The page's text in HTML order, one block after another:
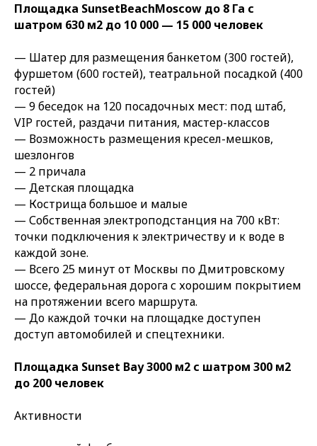
Площадка SunsetBeachMoscow до 8 Га с
шатром 630 м2 до 10 000 — 15 000 человек
— Шатер для размещения банкетом (300 гостей),
фуршетом (600 гостей), театральной посадкой (400
гостей)
— 9 беседок на 120 посадочных мест: под штаб,
VIP гостей, раздачи питания, мастер-классов
— Возможность размещения кресел-мешков,
шезлонгов
— 2 причала
— Детская площадка
— Кострища большое и малые
— Собственная электроподстанция на 700 кВт:
точки подключения к электричеству и к воде в
каждой зоне.
— Всего 25 минут от Москвы по Дмитровскому
шоссе, федеральная дорога с хорошим покрытием
на протяжении всего маршрута.
— До каждой точки на площадке доступен
доступ автомобилей и спецтехники.
Площадка Sunset Bay 3000 м2 с шатром 300 м2
до 200 человек
Активности